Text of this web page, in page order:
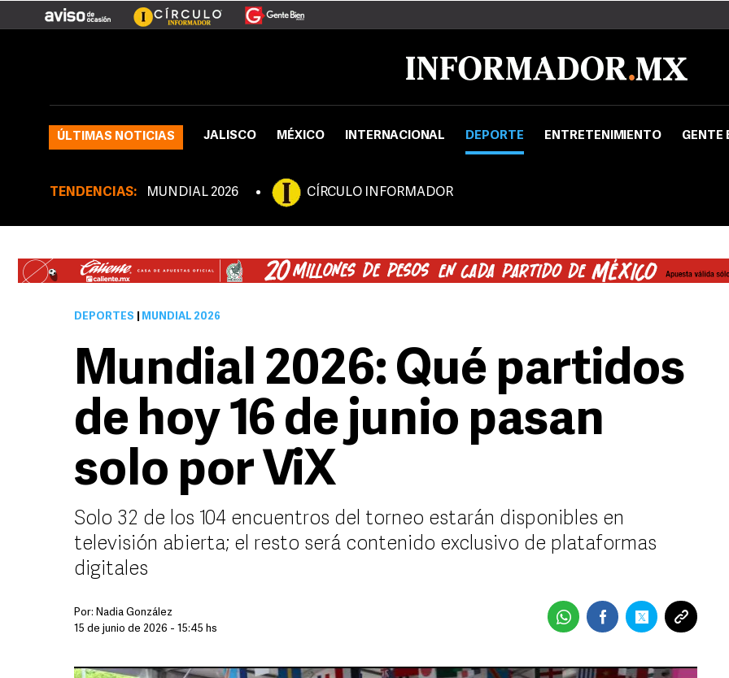
ÚLTIMAS NOTICIAS JALISCO MÉXICO INTERNACIONAL DEPORTE ENTRETENIMIENTO GENTE
TENDENCIAS: MUNDIAL 2026 CÍRCULO INFORMADOR
DEPORTES MUNDIAL 2026
Mundial 2026: Qué partidos
de hoy 16 de junio pasan
solo por ViX
Solo 32 de los 104 encuentros del torneo estarán disponibles en
televisión abierta; el resto será contenido exclusivo de plataformas
digitales
Por: Nadia González
15 de junio de 2026 - 15:45 hs